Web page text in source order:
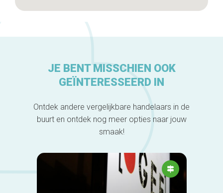
JE BENT MISSCHIEN OOK
GEÏNTERESSEERD IN
Ontdek andere vergelijkbare handelaars in de
buurt en ontdek nog meer opties naar jouw
smaak!